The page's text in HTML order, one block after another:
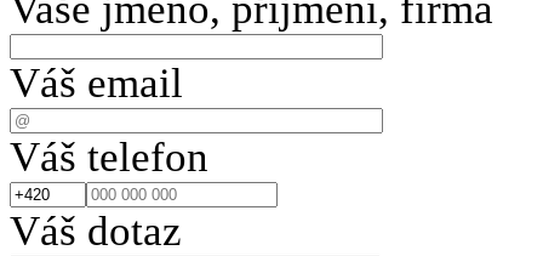
Váš email
Váš telefon
Váš dotaz